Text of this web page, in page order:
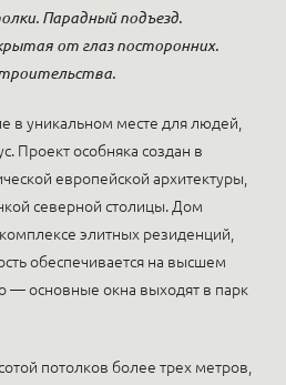
Парадный подъезд.
от глаз посторонних.
в уникальном месте для людей,
Проект особняка создан в
европейской архитектуры,
северной столицы. Дом
элитных резиденций,
обеспечивается на высшем
— основные окна выходят в парк
потолков более трех метров,